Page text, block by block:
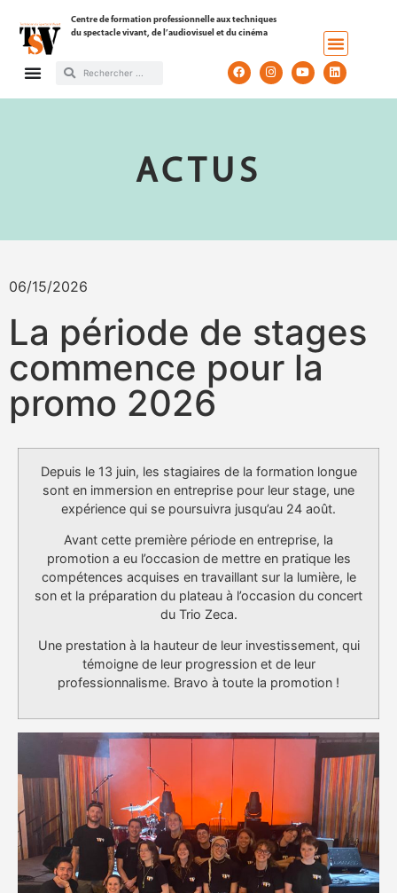
Centre de formation professionnelle aux techniques
du spectacle vivant, de l’audiovisuel et du cinéma
ACTUS
06/15/2026
La période de stages
commence pour la
promo 2026
Depuis le 13 juin, les stagiaires de la formation longue
sont en immersion en entreprise pour leur stage, une
expérience qui se poursuivra jusqu’au 24 août.
Avant cette première période en entreprise, la
promotion a eu l’occasion de mettre en pratique les
compétences acquises en travaillant sur la lumière, le
son et la préparation du plateau à l’occasion du concert
du Trio Zeca.
Une prestation à la hauteur de leur investissement, qui
témoigne de leur progression et de leur
professionnalisme. Bravo à toute la promotion !